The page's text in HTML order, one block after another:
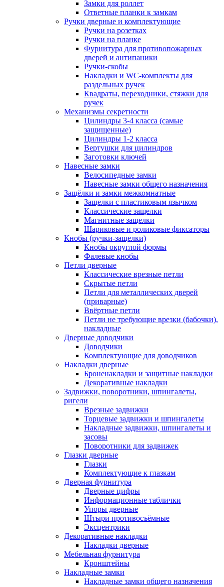
Замки для роллет
Ответные планки к замкам
Ручки дверные и комплектующие
Ручки на розетках
Ручки на планке
Фурнитура для противопожарных
дверей и антипаники
Ручки-скобы
Накладки и WC-комплекты для
раздельных ручек
Квадраты, переходники, стяжки для
ручек
Механизмы секретности
Цилиндры 3-4 класса (самые
защищенные)
Цилиндры 1-2 класса
Вертушки для цилиндров
Заготовки ключей
Навесные замки
Велосипедные замки
Навесные замки общего назначения
Защёлки и замки межкомнатные
Защелки с пластиковым язычком
Классические защелки
Магнитные защелки
Шариковые и роликовые фиксаторы
Кнобы (ручки-защелки)
Кнобы округлой формы
Фалевые кнобы
Петли дверные
Классические врезные петли
Скрытые петли
Петли для металлических дверей
(приварные)
Ввёртные петли
Петли не требующие врезки (бабочки),
накладные
Дверные доводчики
Доводчики
Комплектующие для доводчиков
Накладки дверные
Броненакладки и защитные накладки
Декоративные накладки
Задвижки, поворотники, шпингалеты,
ригели
Врезные задвижки
Торцевые задвижки и шпингалеты
Накладные задвижки, шпингалеты и
засовы
Поворотники для задвижек
Глазки дверные
Глазки
Комплектующие к глазкам
Дверная фурнитура
Дверные цифры
Информационные таблички
Упоры дверные
Штыри противосъёмные
Эксцентрики
Декоративные накладки
Накладки дверные
Мебельная фурнитура
Кронштейны
Накладные замки
Накладные замки общего назначения